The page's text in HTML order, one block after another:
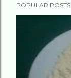
POPULAR POSTS